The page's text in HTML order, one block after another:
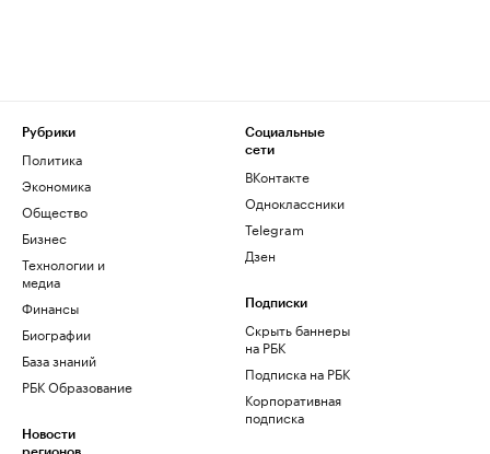
Рубрики
Политика
Экономика
Общество
Бизнес
Технологии и
медиа
Финансы
Биографии
База знаний
РБК Образование
Новости
Социальные
сети
ВКонтакте
Одноклассники
Telegram
Дзен
Подписки
Скрыть баннеры
на РБК
Подписка на РБК
Корпоративная
подписка